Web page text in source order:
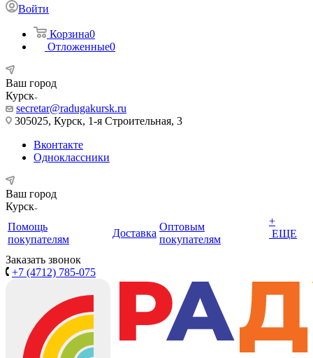
Войти
Корзина0
Отложенные0
Ваш город
Курск
secretar@radugakursk.ru
305025, Курск, 1-я Строительная, 3
Вконтакте
Одноклассники
Ваш город
Курск
Помощь
покупателям
Доставка
Оптовым
покупателям
+
ЕЩЕ
Заказать звонок
+7 (4712) 785-075